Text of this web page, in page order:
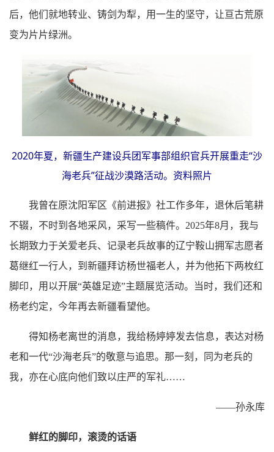
后，他们就地转业、铸剑为犁，用一生的坚守，让亘古荒原
变为片片绿洲。
2020年夏，新疆生产建设兵团军事部组织官兵开展重走“沙
海老兵”征战沙漠路活动。资料照片
我曾在原沈阳军区《前进报》社工作多年，退休后笔耕
不辍，不时到各地采风，采写一些稿件。2025年8月，我与
长期致力于关爱老兵、记录老兵故事的辽宁鞍山拥军志愿者
葛继红一行人，到新疆拜访杨世福老人，并为他拓下两枚红
脚印，用以开展“英雄足迹”主题展览活动。当时，我们还和
杨老约定，今年再去新疆看望他。
得知杨老离世的消息，我给杨婷婷发去信息，表达对杨
老和一代“沙海老兵”的敬意与追思。那一刻，同为老兵的
我，亦在心底向他们致以庄严的军礼……
——孙永库
鲜红的脚印，滚烫的话语